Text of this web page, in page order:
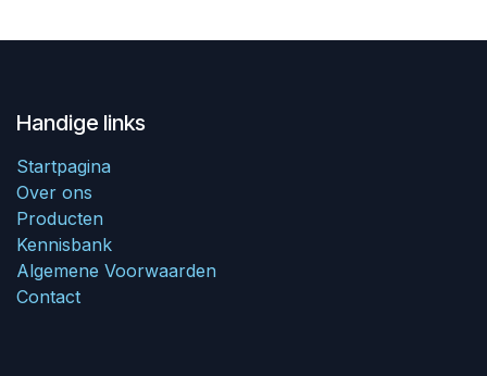
Handige links
Startpagina
Over ons
Producten
Kennisbank
Algemene Voorwaarden
Contact